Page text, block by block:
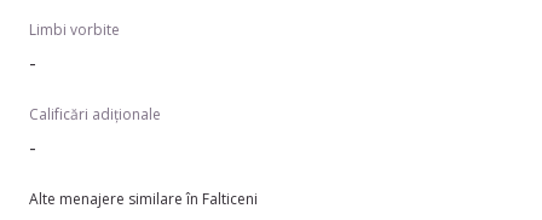
Limbi vorbite
-
Calificări adiționale
-
Alte menajere similare în Falticeni